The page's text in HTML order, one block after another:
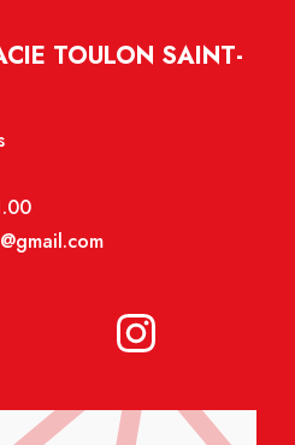
TOULON SAINT-